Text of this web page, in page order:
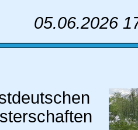
05.06.2026